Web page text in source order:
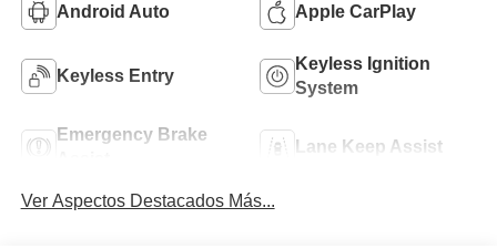
Android Auto Apple CarPlay
Keyless Entry
Keyless Ignition
System
Emergency Brake
Lane Keep Assist
Ver Aspectos Destacados Más...